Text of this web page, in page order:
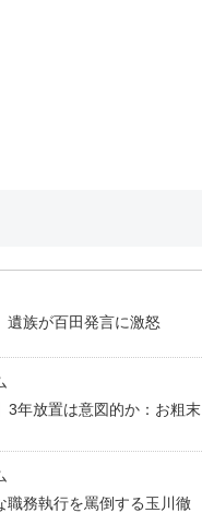
遺族が百田発言に激怒
3年放置は意図的か：お粗末
職務執行を罵倒する玉川徹